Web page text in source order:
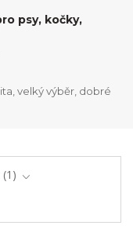
psy, kočky,
velký výběr, dobré
1